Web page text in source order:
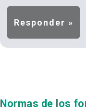
Normas de los